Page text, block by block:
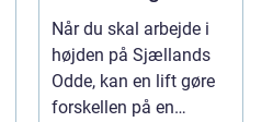
den rigtige løsning
Når du skal arbejde i
højden på Sjællands
Odde, kan en lift gøre
forskellen på en